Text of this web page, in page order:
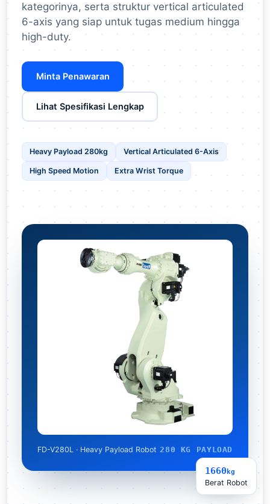
kategorinya, serta struktur vertical articulated
6-axis yang siap untuk tugas medium hingga
high-duty.
Minta Penawaran
Lihat Spesifikasi Lengkap
Heavy Payload 280kg Vertical Articulated 6-Axis
High Speed Motion Extra Wrist Torque
FD-V280L · Heavy Payload Robot 280 KG PAYLOAD
1660kg
Berat Robot